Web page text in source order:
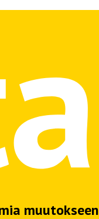
muutokseen